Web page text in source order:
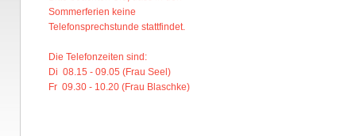
Sommerferien keine
Telefonsprechstunde stattfindet.
Die Telefonzeiten sind:
Di 08.15 - 09.05 (Frau Seel)
Fr 09.30 - 10.20 (Frau Blaschke)